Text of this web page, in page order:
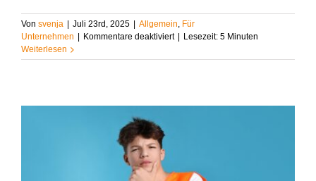
Von svenja | Juli 23rd, 2025 | Allgemein Für
Unternehmen | Kommentare deaktiviertfür
Power
macht’s
| Lesezeit: 5 Minuten
Weiterlesen